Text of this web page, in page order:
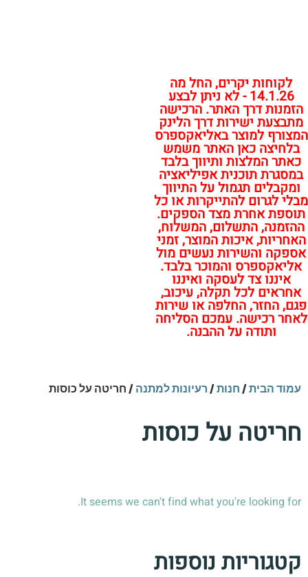
לקוחות יקרים, החל מה
14.1.26 - לא ניתן לבצע
הזמנות דרך האתר. הרכישה
מתבצעת ישירות דרך הלינק
המצורף למוצר באליאקספרס
בלחיצה כאן האתר משמש
כאתר המלצות ותיווך בלבד
במסגרת תוכנית אפיליאציה
ומקבלים תגמול על התיווך
מבלי לגרום להתייקרות או כל
תוספת אחרת מצד הספקים.
ההזמנה, התשלום, המשלוח,
האחריות, איכות המוצר, זמני
אספקה והשירות נעשים מול
אליאקספרס והמוכר בלבד.
איננו צד לעסקה ואיננו
אחראים לכל תקלה, עיכוב,
פגם, החזר, החלפה או שירות
לאחר רכישה. עמכם הסליחה
ותודה על ההבנה.
עמוד הבית/ חנות/ רעיונות למתנה / חריטה על כוסות
חריטה על כוסות
It seems we can't find what you're looking for.
קטגוריות נוספות